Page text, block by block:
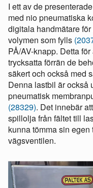
I ett av de
med nio pneumatiska
digitala handmätare
volymen som fylls
PÅ/AV-knapp. Detta
trycksatta förrän de
säkert och också med
Denna lastbil är också
pneumatisk
(28329). Det innebär
spillolja från fältet till
kunna tömma sin
vägsventilen.